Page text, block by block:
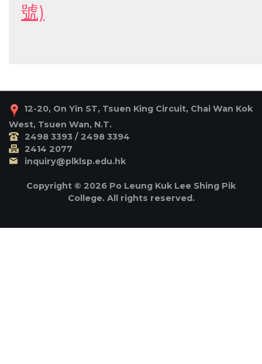
號)
12-20, On Yin ST, Tsuen King Circuit, Chai Wan Kok
West, Tsuen Wan, N.T.
2498 3393 / 2498 3394
2414 2077
inquiry@plklsp.edu.hk
Copyright © 2026 Po Leung Kuk Lee Shing Pik
College. All rights reserved.